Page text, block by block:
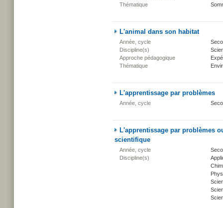
Thématique
L'animal dans son habitat
Année, cycle
Discipline(s)
Approche pédagogique
Thématique
L'apprentissage par problèmes
Année, cycle
L'apprentissage par problèmes
scientifique
Année, cycle
Discipline(s)